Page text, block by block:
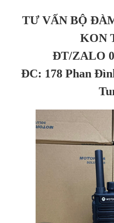
TƯ VẤN BỘ
KON
ĐT/ZALO
ĐC: 178 Phan